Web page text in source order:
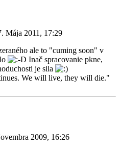
Mája 2011, 17:29
ale to "cuming soon" v
Inač spracovanie pkne,
je sila
We will live, they will die."
2009, 16:26